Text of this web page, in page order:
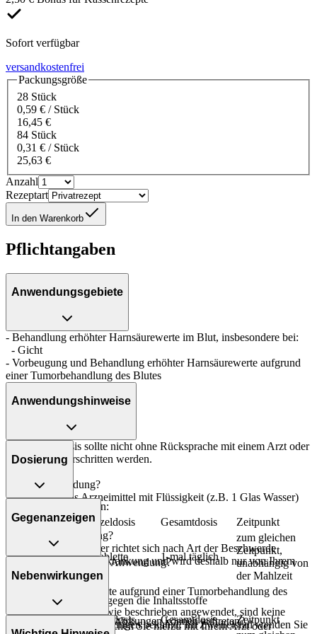
Sofort verfügbar
versandkostenfrei
Packungsgröße
28 Stück
0,59 € / Stück
16,45 €
84 Stück
0,31 € / Stück
25,63 €
Anzahl
Rezeptart
In den Warenkorb
Pflichtangaben
Anwendungsgebiete
- Behandlung erhöhter Harnsäurewerte im Blut, insbesondere bei:
- Gicht
- Vorbeugung und Behandlung erhöhter Harnsäurewerte aufgrund
einer Tumorbehandlung des Blutes
Anwendungshinweise
Die Gesamtdosis sollte nicht ohne Rücksprache mit einem Arzt oder
Apotheker überschritten werden.
Art der Anwendung?
Nehmen Sie das Arzneimittel mit Flüssigkeit (z.B. 1 Glas Wasser)
Dauer der Anwendung?
Die Anwendungsdauer richtet sich nach Art der Beschwerde
und/oder Dauer der Erkrankung und wird deshalb nur von Ihrem
Arzt bestimmt.
Überdosierung?
Wird das Arzneimittel wie beschrieben angewendet, sind keine
Überdosierungserscheinungen bekannt. Im Zweifelsfall wenden Sie
Dosierung
Bei schweren Formen:
Personenkreis
Einzeldosis Gesamtdosis Zeitpunkt
Erwachsene 1 Tablette 1-mal täglich
zum gleichen
Zeitpunkt,
unabhängig von
der Mahlzeit
Erhöhte Harnsäurewerte aufgrund einer Tumorbehandlung des
Personenkreis
Einzeldosis Gesamtdosis Zeitpunkt
Gegenanzeigen
Was spricht gegen eine Anwendung?
- Überempfindlichkeit gegen die Inhaltsstoffe
Unter Umständen - sprechen Sie hierzu mit Ihrem Arzt oder
Nebenwirkungen
Welche unerwünschten Wirkungen können auftreten?